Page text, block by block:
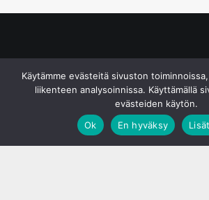
Käytämme evästeitä sivuston
liikenteen analysoinnissa. Käyttämällä
evästeiden käytön.
Ok
En hyväksy